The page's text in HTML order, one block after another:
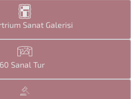
Sanat Galerisi
Sanal Tur